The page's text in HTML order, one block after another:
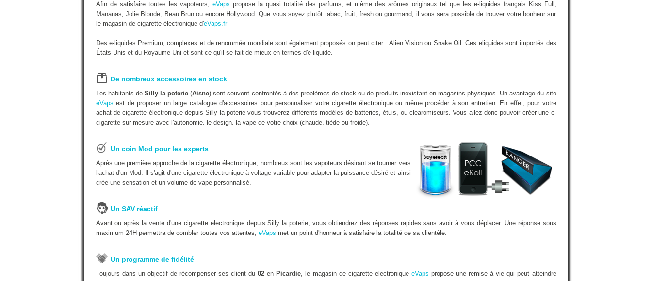
Afin de satisfaire toutes les vapoteurs, eVaps propose la quasi totalité des parfums, et même des arômes originaux tel que les e-liquides français Kiss Full,
Mananas, Jolie Blonde, Beau Brun ou encore Hollywood. Que vous soyez plutôt tabac, fruit, fresh ou gourmand, il vous sera possible de trouver votre bonheur sur
le magasin de cigarette électronique d'eVaps.fr
Des e-liquides Premium, complexes et de renommée mondiale sont également proposés on peut citer : Alien Vision ou Snake Oil. Ces eliquides sont importés des
États-Unis et du Royaume-Uni et sont ce qu'il se fait de mieux en termes d'e-liquide.
De nombreux accessoires en stock
Les habitants de Silly la poterie (Aisne) sont souvent confrontés à des problèmes de stock ou de produits inexistant en magasins physiques. Un avantage du site
eVaps est de proposer un large catalogue d'accessoires pour personnaliser votre cigarette électronique ou même procéder à son entretien. En effet, pour votre
achat de cigarette électronique depuis Silly la poterie vous trouverez différents modèles de batteries, étuis, ou clearomiseurs. Vous allez donc pouvoir créer une e-
cigarette sur mesure avec l'autonomie, le design, la vape de votre choix (chaude, tiède ou froide).
Un coin Mod pour les experts
Après une première approche de la cigarette électronique, nombreux sont les vapoteurs désirant se tourner vers
l'achat d'un Mod. Il s'agit d'une cigarette électronique à voltage variable pour adapter la puissance désiré et ainsi
crée une sensation et un volume de vape personnalisé.
Un SAV réactif
Avant ou après la vente d'une cigarette electronique depuis Silly la poterie, vous obtiendrez des réponses rapides sans avoir à vous déplacer. Une réponse sous
maximum 24H permettra de combler toutes vos attentes, eVaps met un point d'honneur à satisfaire la totalité de sa clientèle.
Un programme de fidélité
Toujours dans un objectif de récompenser ses client du02 en Picardie, le magasin de cigarette electronique eVaps propose une remise à vie qui peut atteindre